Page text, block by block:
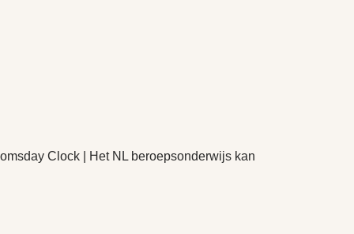
Clock | Het NL beroepsonderwijs kan